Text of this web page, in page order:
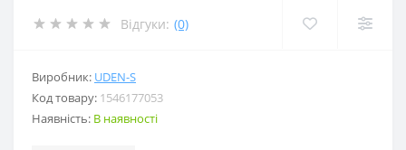
Відгуки: (0)
Виробник: UDEN-S
Код товару: 1546177053
Наявність: В наявності